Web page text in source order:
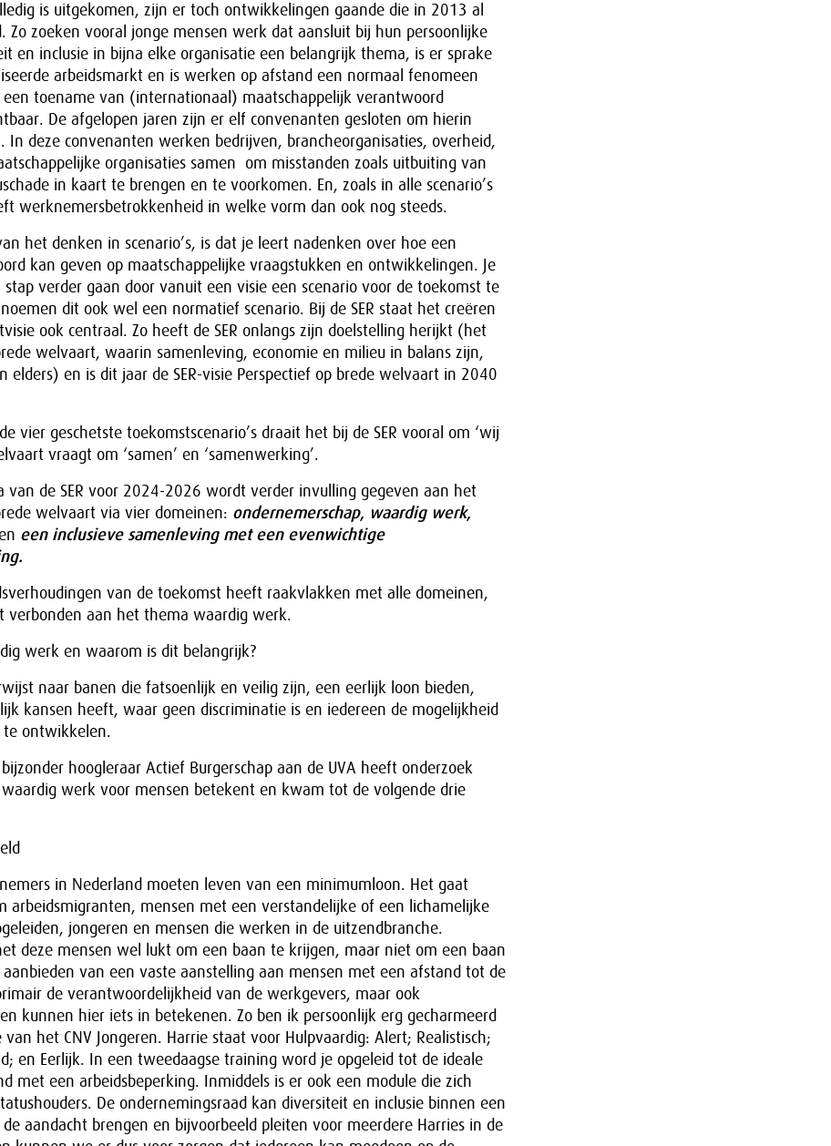
is uitgekomen, zijn er toch ontwikkelingen gaande die in 2013 al
Zo zoeken vooral jonge mensen werk dat aansluit bij hun persoonlijke
en inclusie in bijna elke organisatie een belangrijk thema, is er sprake
arbeidsmarkt en is werken op afstand een normaal fenomeen
een toename van (internationaal) maatschappelijk verantwoord
De afgelopen jaren zijn er elf convenanten gesloten om hierin
In deze convenanten werken bedrijven, brancheorganisaties, overheid,
organisaties samen om misstanden zoals uitbuiting van
in kaart te brengen en te voorkomen. En, zoals in alle scenario’s
werknemersbetrokkenheid in welke vorm dan ook nog steeds.
het denken in scenario’s, is dat je leert nadenken over hoe een
kan geven op maatschappelijke vraagstukken en ontwikkelingen. Je
stap verder gaan door vanuit een visie een scenario voor de toekomst te
dit ook wel een normatief scenario. Bij de SER staat het creëren
ook centraal. Zo heeft de SER onlangs zijn doelstelling herijkt (het
welvaart, waarin samenleving, economie en milieu in balans zijn,
elders) en is dit jaar de SER-visie Perspectief op brede welvaart in 2040
vier geschetste toekomstscenario’s draait het bij de SER vooral om ‘wij
vraagt om ‘samen’ en ‘samenwerking’.
van de SER voor 2024-2026 wordt verder invulling gegeven aan het
welvaart via vier domeinen: ondernemerschap, waardig werk,
en een inclusieve samenleving met een evenwichtige
van de toekomst heeft raakvlakken met alle domeinen,
verbonden aan het thema waardig werk.
werk en waarom is dit belangrijk?
naar banen die fatsoenlijk en veilig zijn, een eerlijk loon bieden,
kansen heeft, waar geen discriminatie is en iedereen de mogelijkheid
te ontwikkelen.
hoogleraar Actief Burgerschap aan de UVA heeft onderzoek
werk voor mensen betekent en kwam tot de volgende drie
in Nederland moeten leven van een minimumloon. Het gaat
arbeidsmigranten, mensen met een verstandelijke of een lichamelijke
jongeren en mensen die werken in de uitzendbranche.
deze mensen wel lukt om een baan te krijgen, maar niet om een baan
van een vaste aanstelling aan mensen met een afstand tot de
de verantwoordelijkheid van de werkgevers, maar ook
kunnen hier iets in betekenen. Zo ben ik persoonlijk erg gecharmeerd
het CNV Jongeren. Harrie staat voor Hulpvaardig: Alert; Realistisch;
en Eerlijk. In een tweedaagse training word je opgeleid tot de ideale
met een arbeidsbeperking. Inmiddels is er ook een module die zich
De ondernemingsraad kan diversiteit en inclusie binnen een
aandacht brengen en bijvoorbeeld pleiten voor meerdere Harries in de